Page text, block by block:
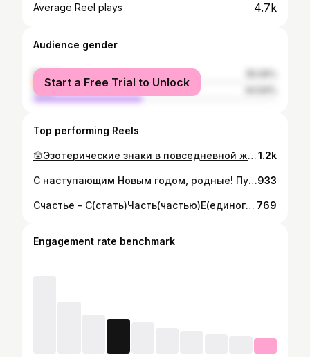
Average Reel plays 4.7k
Audience gender
female
male
Start a Free Trial to Unlock
Top performing Reels
🪬Эзотерические знаки в повседневной жизни. Звенит ухо- кто-то из мертвых пытается с вами связаться, чтобы передать какую-то информацию. В ближайшее время будьте внимательные к посланиям, знакам, с вами связываются и что-то говорят, замечайте. Рядом с людьми зажимаются плечи и передергивает- в человеке или на нем есть сущность, а ваше энергетическое поле пытается избавиться от этого воздействия. Одинаковые числа и время- все идет именно так, как надо. Даже если сейчас все против вас. Все вовремя. Принимайте, благодарите. Частые травмы ног/рук- не туда идете, не то берете. Часто зеваете рядом с каким-то человеком- работает сердечная чакра. Человек близок по духу. Возможно, кто-то из вашего прошлого воплощения. Нашли вещь, которую давно потеряли- ваша жизнь и энергия вернулась на круги своя. Наступил порядок. Один и тот же сон, который часто снится- в вашем пространстве сна есть высшие, которые ведут вас. Одни и те же знаки и символы всего лишь ребус. Рано или поздно придется его разгадать.1.2k
С наступающим Новым годом, родные! Пусть 2025 подарит вам то, чего не успел 2024! Обнимаю крепко каждого, я всегда рядом ✨.933
Счастье - С(стать)Часть(частью)Е(единого). Иные пути ведут во мрак. 769
Engagement rate benchmark